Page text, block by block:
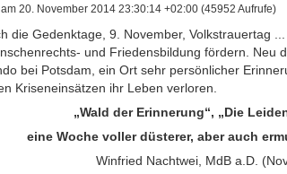
am 20. November 2014 23:30:14 +02:00 (45952 Aufrufe)
die Gedenktage, 9. November, Volkstrauertag
und Friedensbildung fördern. Neu
bei Potsdam, ein Ort sehr persönlicher
Kriseneinsätzen ihr Leben verloren.
„Wald der Erinnerung“, „Die
eine Woche voller düsterer, aber auch
Winfried Nachtwei, MdB a.D.